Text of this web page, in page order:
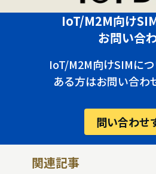
IoT/M2M向け
お問い合
IoT/M2M向けSIMに
ある方はお問い合わ
問い合わせ
関連記事